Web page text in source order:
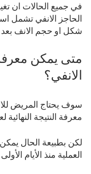
في جميع الحالات ان
الحاجز الانفي تشمل
شكل او حجم الانف بعد
متى يمكن
الانفي؟
معرفة النتيجة النهائية
لكن بطبيعة الحال
العملية منذ الأيام